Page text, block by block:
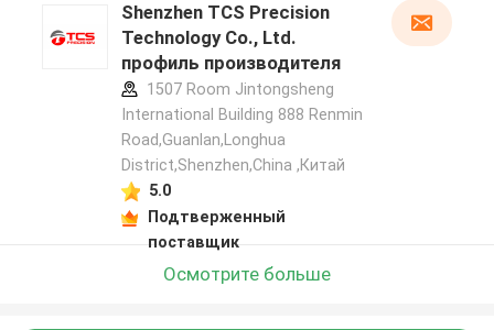
Shenzhen TCS Precision
Technology Co., Ltd.
профиль производителя
1507 Room Jintongsheng
International Building 888 Renmin
Road,Guanlan,Longhua
District,Shenzhen,China ,Китай
5.0
Подтверженный
поставщик
Осмотрите больше